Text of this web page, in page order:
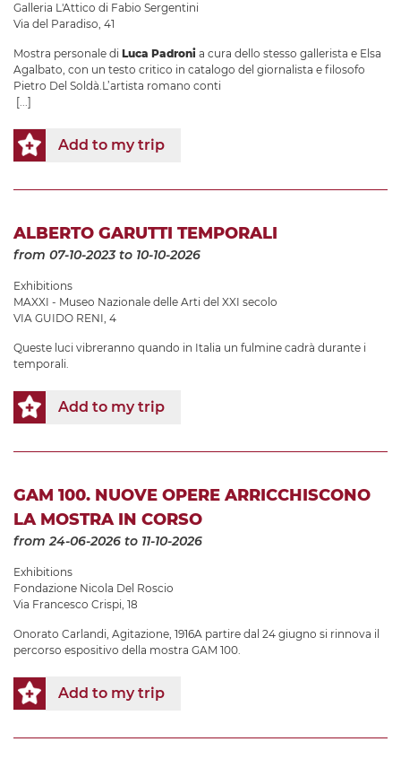
Galleria L'Attico di Fabio Sergentini
Via del Paradiso, 41
Mostra personale di Luca Padroni a cura dello stesso gallerista e Elsa
Agalbato, con un testo critico in catalogo del giornalista e filosofo
Pietro Del Soldà.L’artista romano conti
[...]
Add to my trip
ALBERTO GARUTTI TEMPORALI
from 07-10-2023to 10-10-2026
Exhibitions
MAXXI - Museo Nazionale delle Arti del XXI secolo
VIA GUIDO RENI, 4
Queste luci vibreranno quando in Italia un fulmine cadrà durante i
temporali.
Add to my trip
GAM 100. NUOVE OPERE ARRICCHISCONO
LA MOSTRA IN CORSO
from 24-06-2026 to 11-10-2026
Exhibitions
Fondazione Nicola Del Roscio
Via Francesco Crispi, 18
Onorato Carlandi, Agitazione, 1916A partire dal 24 giugno si rinnova il
percorso espositivo della mostra GAM 100.
Add to my trip